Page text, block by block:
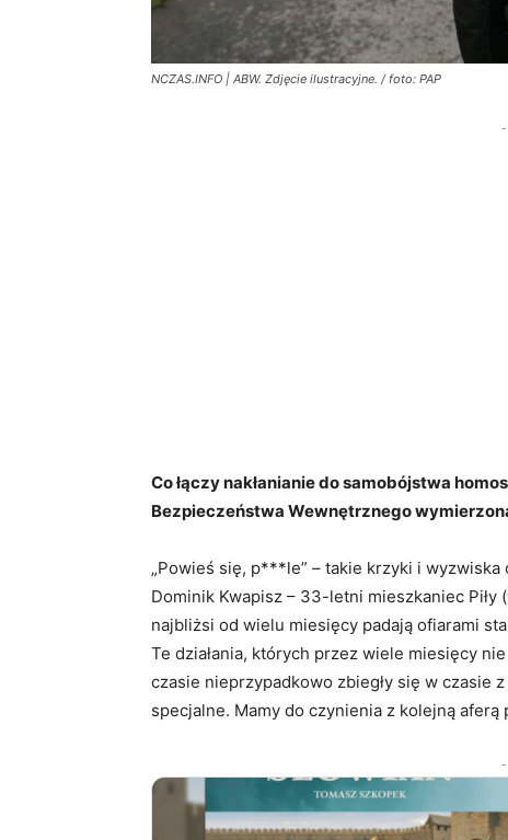
NCZAS.INFO | ABW. Zdjęcie ilustracyjne. / foto: PAP
-
Co łączy nakłanianie do samobójstwa
Bezpieczeństwa Wewnętrznego
„Powieś się, p***le” – takie krzyki i
Dominik Kwapisz – 33-letni mieszkaniec
najbliżsi od wielu miesięcy padają ofiarami
Te działania, których przez wiele miesięcy
czasie nieprzypadkowo zbiegły się w czasie
specjalne. Mamy do czynienia z kolejną aferą
-